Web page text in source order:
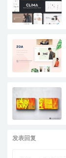
发表回复